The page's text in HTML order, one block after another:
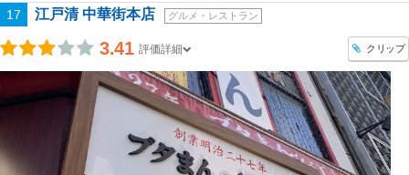
17 江戸清 中華街本店 グルメ・レストラン
3.41 評価詳細 クリップ